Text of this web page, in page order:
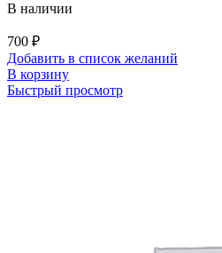
В наличии
700 ₽
Добавить в список желаний
В корзину
Быстрый просмотр